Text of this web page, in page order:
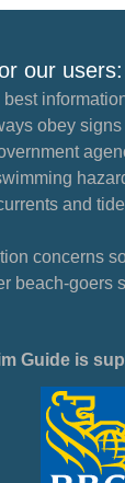
our users:
obey
and
concerns
beach-goers
Guide is